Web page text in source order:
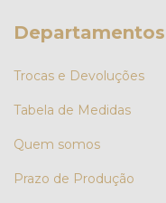
Departamentos
Trocas e Devoluções
Tabela de Medidas
Quem somos
Prazo de Produção